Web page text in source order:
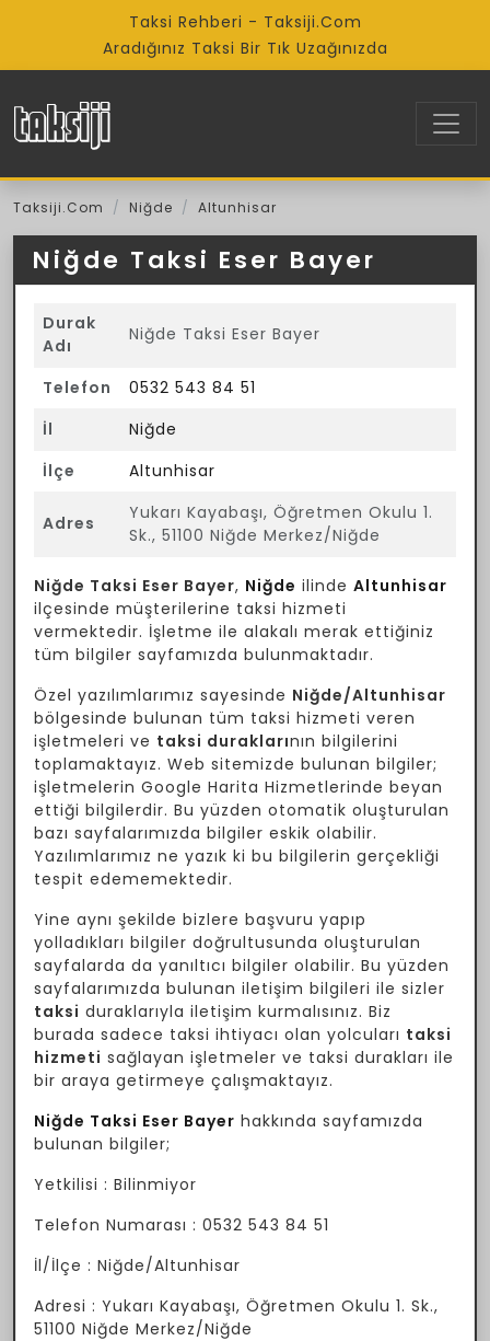
Taksi Rehberi - Taksiji.Com
Aradığınız Taksi Bir Tık Uzağınızda
Taksiji.Com Niğde Altunhisar
Niğde Taksi Eser Bayer
Durak
Adı
Niğde Taksi Eser Bayer
Telefon
0532 543 84 51
İl
Niğde
İlçe
Altunhisar
Adres
Yukarı Kayabaşı, Öğretmen Okulu 1.
Sk., 51100 Niğde Merkez/Niğde
Niğde Taksi Eser Bayer, Niğde ilinde Altunhisar
ilçesinde müşterilerine taksi hizmeti
vermektedir. İşletme ile alakalı merak ettiğiniz
tüm bilgiler sayfamızda bulunmaktadır.
Özel yazılımlarımız sayesinde Niğde/Altunhisar
bölgesinde bulunan tüm taksi hizmeti veren
işletmeleri ve taksi duraklarının bilgilerini
toplamaktayız. Web sitemizde bulunan bilgiler;
işletmelerin Google Harita Hizmetlerinde beyan
ettiği bilgilerdir. Bu yüzden otomatik oluşturulan
bazı sayfalarımızda bilgiler eskik olabilir.
Yazılımlarımız ne yazık ki bu bilgilerin gerçekliği
tespit edememektedir.
Yine aynı şekilde bizlere başvuru yapıp
yolladıkları bilgiler doğrultusunda oluşturulan
sayfalarda da yanıltıcı bilgiler olabilir. Bu yüzden
sayfalarımızda bulunan iletişim bilgileri ile sizler
taksi duraklarıyla iletişim kurmalısınız. Biz
burada sadece taksi ihtiyacı olan yolcuları taksi
hizmeti sağlayan işletmeler ve taksi durakları ile
bir araya getirmeye çalışmaktayız.
Niğde Taksi Eser Bayer hakkında sayfamızda
bulunan bilgiler;
Yetkilisi : Bilinmiyor
Telefon Numarası : 0532 543 84 51
İl/İlçe : Niğde/Altunhisar
Adresi : Yukarı Kayabaşı, Öğretmen Okulu 1. Sk.,
51100 Niğde Merkez/Niğde